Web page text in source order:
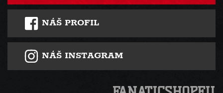
NÁŠ PROFIL
NÁŠ INSTAGRAM